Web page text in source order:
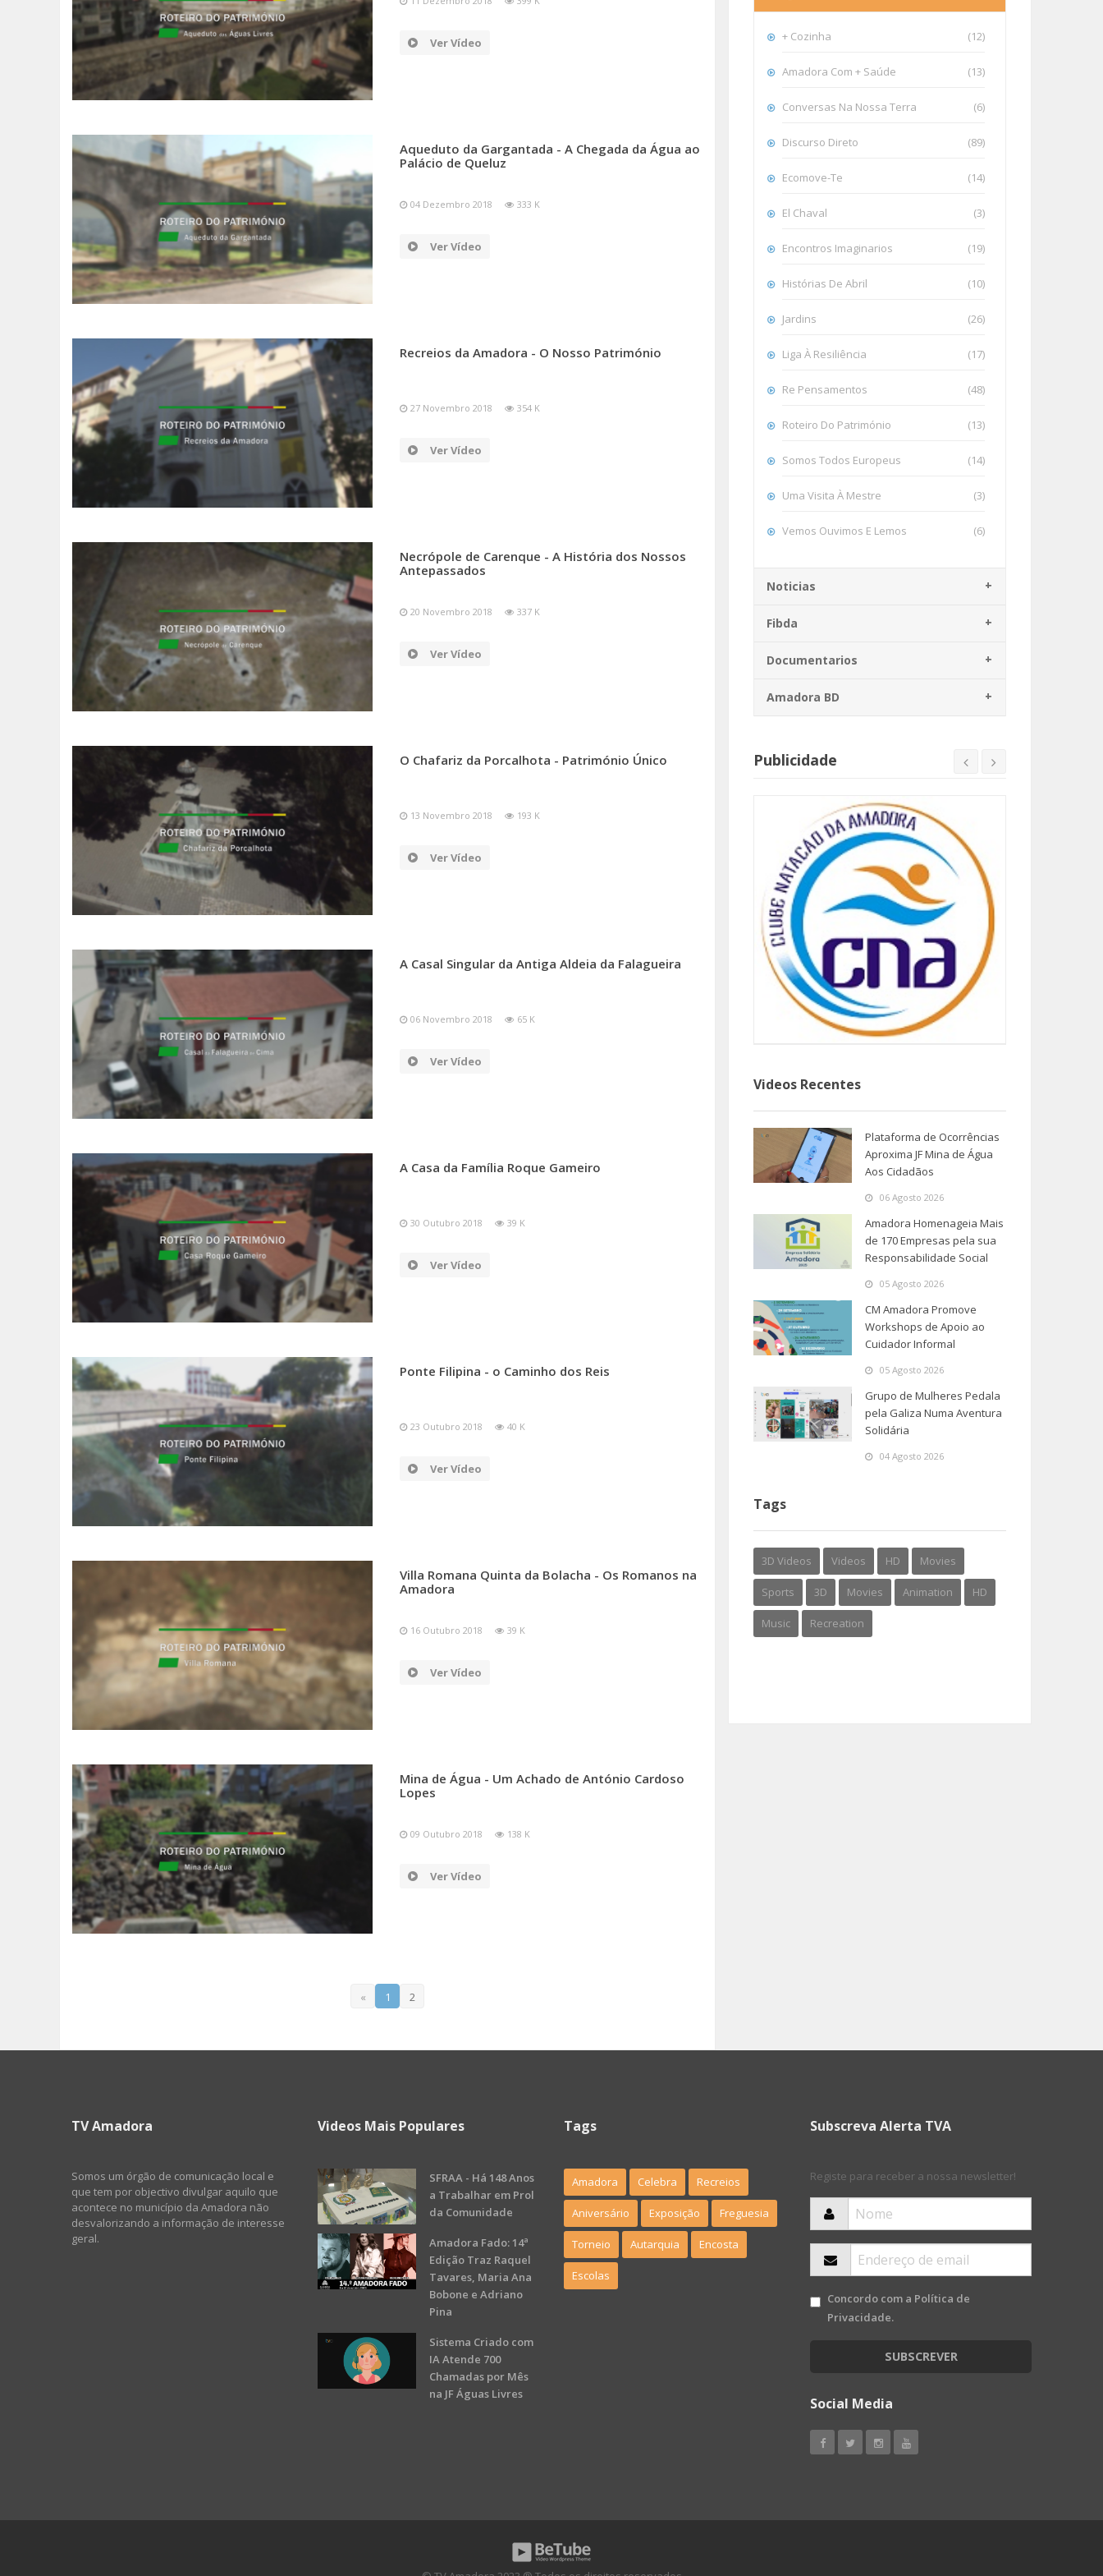
SOMOS TODOS EUROPEUS
ENCONTROS IMAGINÁRIOS
VEMOS OUVIMOS E LEMOS
(RE) PENSAMENTOS
ECOMOVE-TE
HISTÓRIAS DE ABRIL
Ver Vídeo
Aqueduto da Gargantada - A Chegada da Água ao
Palácio de Queluz
04 Dezembro 2018 333 K
Ver Vídeo
Recreios da Amadora - O Nosso Património
27 Novembro 2018 354 K
Ver Vídeo
Necrópole de Carenque - A História dos Nossos
Antepassados
20 Novembro 2018 337 K
Ver Vídeo
O Chafariz da Porcalhota - Património Único
13 Novembro 2018 193 K
Ver Vídeo
A Casal Singular da Antiga Aldeia da Falagueira
06 Novembro 2018 65 K
Ver Vídeo
A Casa da Família Roque Gameiro
30 Outubro 2018 39 K
Ver Vídeo
Ponte Filipina - o Caminho dos Reis
23 Outubro 2018 40 K
Ver Vídeo
Villa Romana Quinta da Bolacha - Os Romanos na
Amadora
16 Outubro 2018 39 K
Ver Vídeo
Mina de Água - Um Achado de António Cardoso
Lopes
09 Outubro 2018 138 K
Ver Vídeo
« 1 2
+ Cozinha (12)
Amadora Com + Saúde (13)
Conversas Na Nossa Terra (6)
Discurso Direto (89)
Ecomove-Te (14)
El Chaval (3)
Encontros Imaginarios (19)
Histórias De Abril (10)
Jardins (26)
Liga À Resiliência (17)
Re Pensamentos (48)
Roteiro Do Património (13)
Somos Todos Europeus (14)
Uma Visita À Mestre (3)
Vemos Ouvimos E Lemos (6)
Noticias
Fibda
Documentarios
Amadora BD
Publicidade
Videos Recentes
Plataforma de Ocorrências
Aproxima JF Mina de Água
Aos Cidadãos
06 Agosto 2026
Amadora Homenageia Mais
de 170 Empresas pela sua
Responsabilidade Social
05 Agosto 2026
CM Amadora Promove
Workshops de Apoio ao
Cuidador Informal
05 Agosto 2026
Grupo de Mulheres Pedala
pela Galiza Numa Aventura
Solidária
04 Agosto 2026
Tags
3D Videos Videos HD Movies
Sports 3D Movies Animation HD
Music Recreation
TV Amadora
Somos um órgão de comunicação local e
que tem por objectivo divulgar aquilo que
acontece no município da Amadora não
desvalorizando a informação de interesse
geral.
Videos Mais Populares
SFRAA - Há 148 Anos
a Trabalhar em Prol
da Comunidade
Amadora Fado: 14ª
Edição Traz Raquel
Tavares, Maria Ana
Bobone e Adriano
Pina
Sistema Criado com
IA Atende 700
Chamadas por Mês
na JF Águas Livres
Tags
Amadora Celebra Recreios
Aniversário Exposição Freguesia
Torneio Autarquia Encosta
Escolas
Subscreva Alerta TVA
Registe para receber a nossa newsletter!
Concordo com a Política de
Privacidade.
SUBSCREVER
Social Media